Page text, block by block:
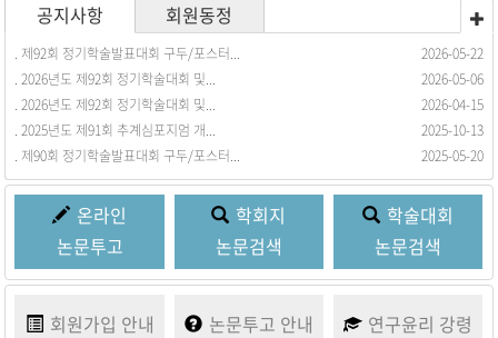
공지사항
. 제92회 정기학술발표대회 구두/포스터...
2026-05-22
. 2026년도 제92회 정기학술대회 및...
2026-05-06
. 2026년도 제92회 정기학술대회 및...
2026-04-15
. 2025년도 제91회 추계심포지엄 개...
2025-10-13
. 제90회 정기학술발표대회 구두/포스터...
2025-05-20
회원동정
. 회원동정을 등록합니다. 2017-03-21
온라인
논문투고
학회지
논문검색
학술대회
논문검색
회원가입 안내 논문투고 안내 연구윤리 강령